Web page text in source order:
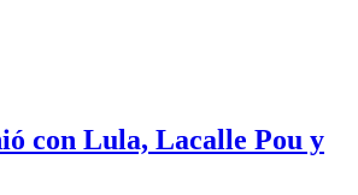
con Lula, Lacalle Pou y